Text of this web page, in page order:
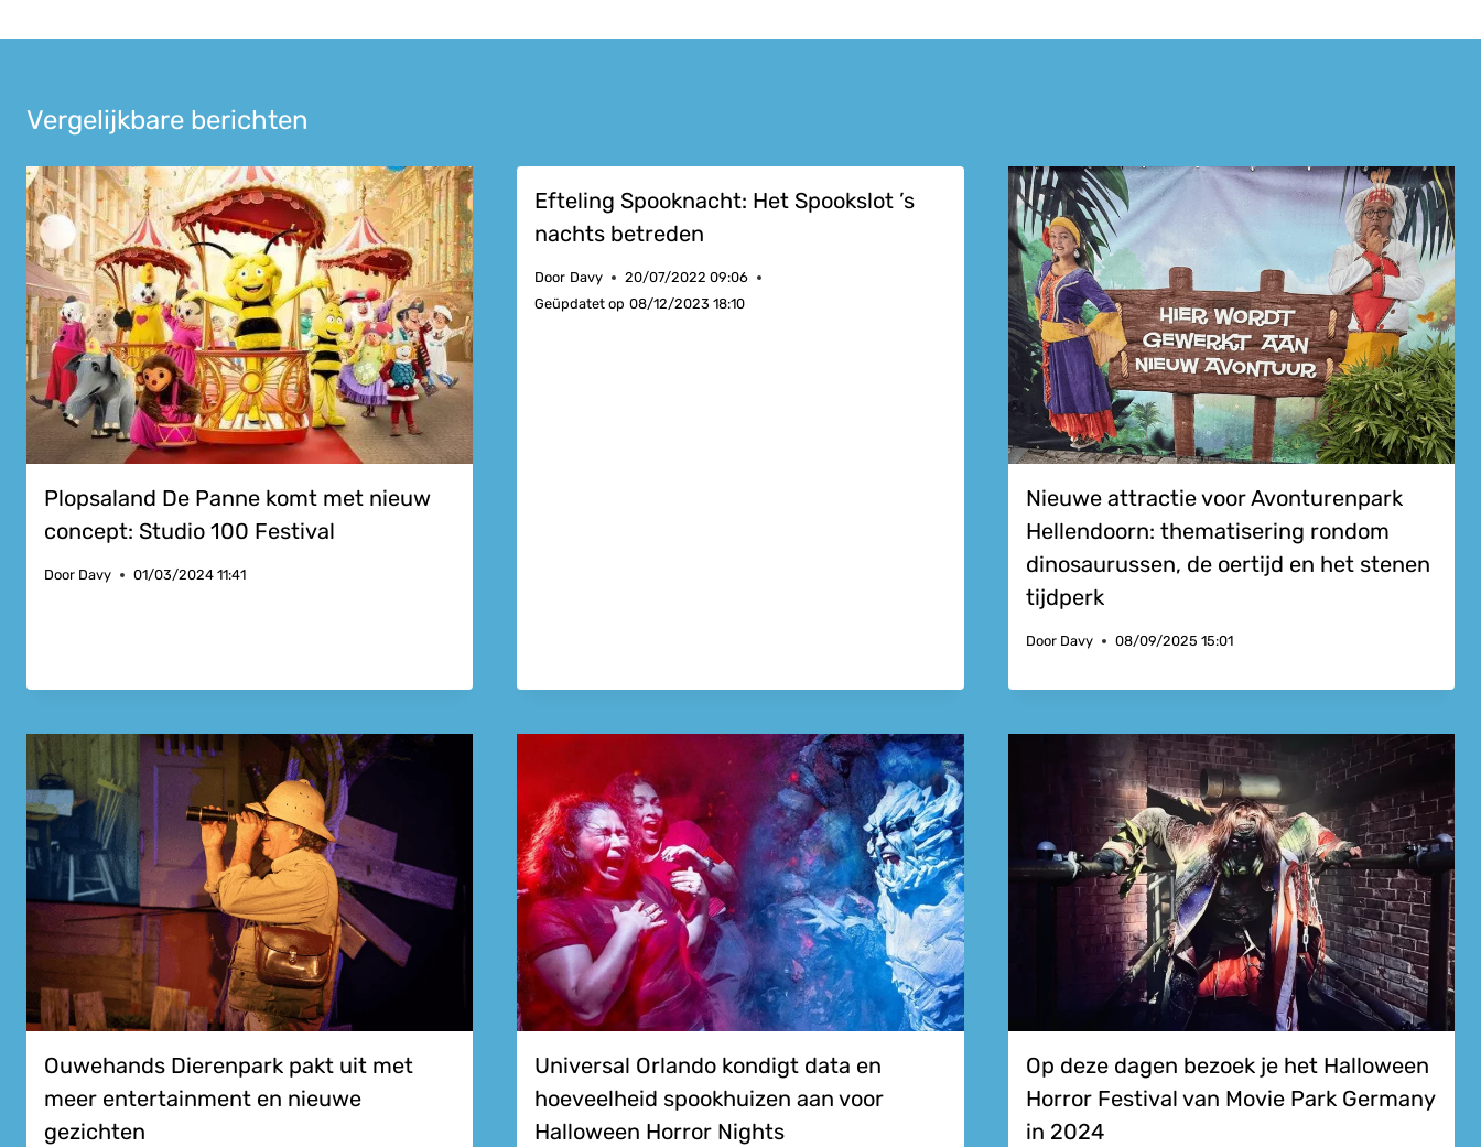
Vergelijkbare berichten
Plopsaland De Panne komt met nieuw
concept: Studio 100 Festival
Door Davy 01/03/2024 11:41
Efteling Spooknacht: Het Spookslot ’s
nachts betreden
Door Davy
20/07/2022 09:06
Geüpdatet op 08/12/2023 18:10
Nieuwe attractie voor Avonturenpark
Hellendoorn: thematisering rondom
dinosaurussen, de oertijd en het stenen
tijdperk
Door Davy 08/09/2025 15:01
Ouwehands Dierenpark pakt uit met
meer entertainment en nieuwe
gezichten
Universal Orlando kondigt data en
hoeveelheid spookhuizen aan voor
Halloween Horror Nights
Op deze dagen bezoek je het Halloween
Horror Festival van Movie Park Germany
in 2024